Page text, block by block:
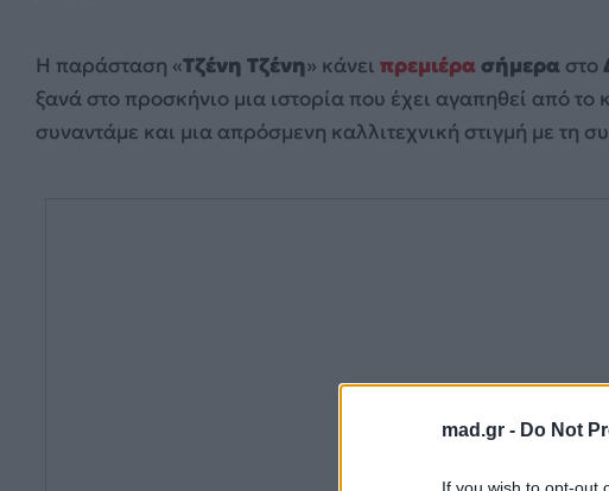
mad.gr - Do Not
If you wish to opt-out
Η παράσταση «Τζένη Τζένη» κάνει πρεμιέρασήμερα στο
ξανά στο προσκήνιο μια ιστορία που έχει αγαπηθεί από το
συναντάμε και μια απρόσμενη καλλιτεχνική στιγμή με τη